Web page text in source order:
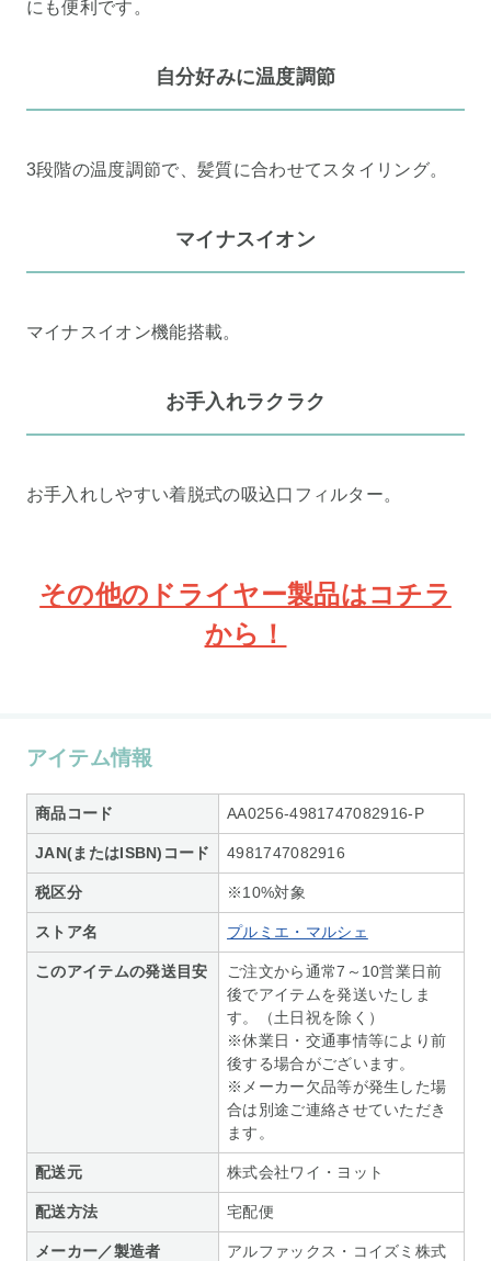
にも便利です。
自分好みに温度調節
3段階の温度調節で、髪質に合わせてスタイリング。
マイナスイオン
マイナスイオン機能搭載。
お手入れラクラク
お手入れしやすい着脱式の吸込口フィルター。
その他のドライヤー製品はコチラ
から！
アイテム情報
商品コード AA0256-4981747082916-P
JAN(またはISBN)コード 4981747082916
税区分 ※10%対象
ストア名 プルミエ・マルシェ
このアイテムの発送目安
ご注文から通常7～10営業日前
後でアイテムを発送いたしま
す。（土日祝を除く）
※休業日・交通事情等により前
後する場合がございます。
※メーカー欠品等が発生した場
合は別途ご連絡させていただき
ます。
配送元 株式会社ワイ・ヨット
配送方法 宅配便
メーカー／製造者
アルファックス・コイズミ株式